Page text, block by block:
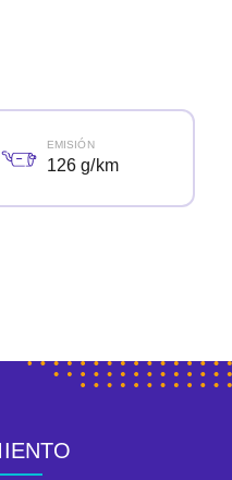
EMISIÓN
126 g/km